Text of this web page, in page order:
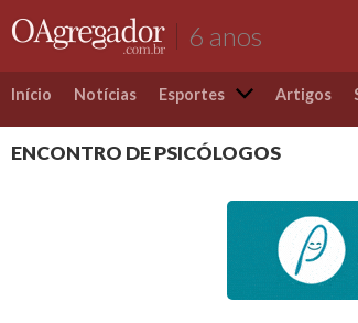
6 anos
Início Notícias Esportes Artigos
ENCONTRO DE PSICÓLOGOS